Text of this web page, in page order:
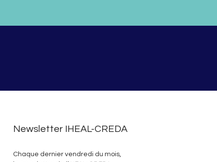
Newsletter IHEAL-CREDA
Chaque dernier vendredi du mois,